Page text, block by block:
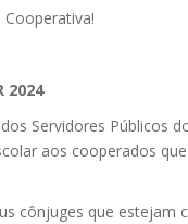
2024
Servidores Públicos
aos cooperados
cônjuges que estejam